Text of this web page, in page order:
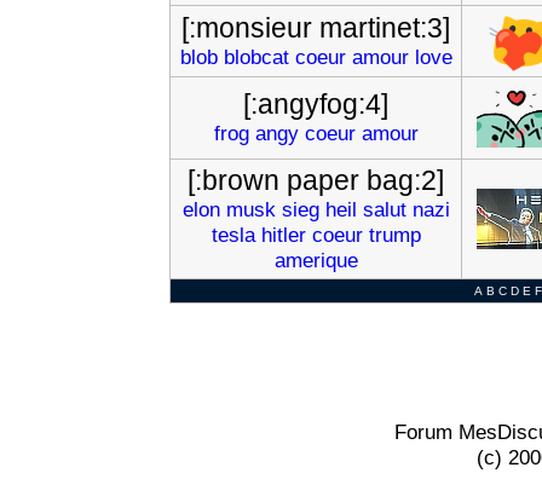
[:monsieur martinet:3]
blob blobcat coeur amour love
[:angyfog:4]
frog angy coeur amour
[:brown paper bag:2]
elon musk sieg heil salut nazi
tesla hitler coeur trump
amerique
A B C D E F
Forum
(c)